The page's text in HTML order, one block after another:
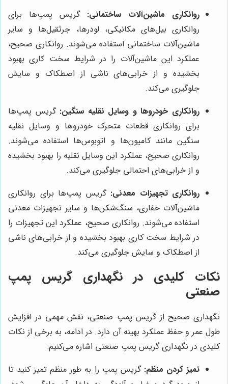
روانکاری ماشین‌آلات ساختمانی: گریس پمپ‌ها برای
روانکاری بیل‌های مکانیکی، لودرها، جرثقیل‌ها و سایر
ماشین‌آلات ساختمانی استفاده می‌شوند. روانکاری صحیح،
عملکرد این ماشین‌آلات را در شرایط سخت کاری بهبود
بخشیده و از خرابی‌های ناشی از اصطکاک و سایش
جلوگیری می‌کند.
روانکاری خودروها و وسایل نقلیه سنگین: گریس پمپ‌ها
برای روانکاری قطعات متحرک خودروها و وسایل نقلیه
سنگین مانند کامیون‌ها و اتوبوس‌ها استفاده می‌شوند.
روانکاری صحیح، عملکرد این وسایل نقلیه را بهبود بخشیده
و از خرابی‌های احتمالی جلوگیری می‌کند.
روانکاری تجهیزات معدنی: گریس پمپ‌ها برای روانکاری
ماشین‌آلات حفاری، سنگ‌شکن‌ها و سایر تجهیزات معدنی
استفاده می‌شوند. روانکاری صحیح، عملکرد این تجهیزات را
در شرایط سخت کاری بهبود بخشیده و از خرابی‌های ناشی
از اصطکاک و سایش جلوگیری می‌کند.
نکات کلیدی در نگهداری گریس پمپ
صنعتی
نگهداری صحیح از گریس پمپ صنعتی، نقش مهمی در افزایش
طول عمر و حفظ عملکرد بهینه آن دارد. در ادامه، به برخی از نکات
کلیدی در نگهداری گریس پمپ صنعتی اشاره می‌کنیم:
تمیز کردن منظم: گریس پمپ را به طور منظم تمیز کنید تا